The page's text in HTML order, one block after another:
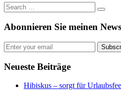
Abonnieren Sie meinen
Neueste Beiträge
Hibiskus – sorgt für